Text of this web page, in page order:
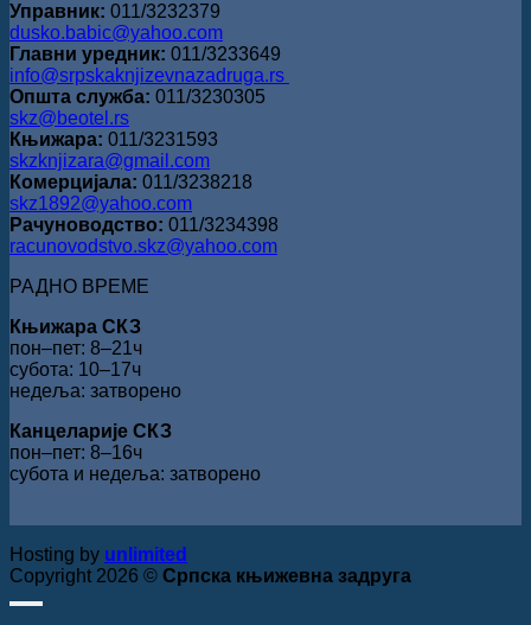
Управник: 011/3232379
dusko.babic@yahoo.com
Главни уредник: 011/3233649
info@srpskaknjizevnazadruga.rs
Општа служба: 011/3230305
skz@beotel.rs
Књижара: 011/3231593
skzknjizara@gmail.com
Комерцијала: 011/3238218
skz1892@yahoo.com
Рачуноводство: 011/3234398
racunovodstvo.skz@yahoo.com
РАДНО ВРЕМЕ
Књижара СКЗ
пон‒пет: 8‒21ч
субота: 10‒17ч
недеља: затворено
Канцеларије СКЗ
пон‒пет: 8‒16ч
субота и недеља: затворено
Hosting by unlimited
Copyright 2026 © Српска књижевна задруга